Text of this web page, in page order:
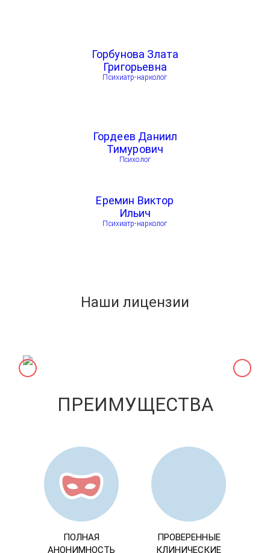
Горбунова Злата
Григорьевна
Психиатр-нарколог
Гордеев Даниил
Тимурович
Психолог
Еремин Виктор
Ильич
Психиатр-нарколог
Наши лицензии
ПРЕИМУЩЕСТВА
ПОЛНАЯ
АНОНИМНОСТЬ
ПРОВЕРЕННЫЕ
КЛИНИЧЕСКИЕ